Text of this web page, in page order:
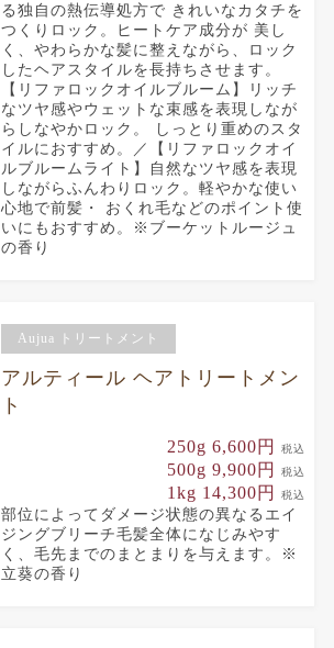
る独自の熱伝導処方で きれいなカタチを
つくりロック。ヒートケア成分が 美し
く、やわらかな髪に整えながら、ロック
したヘアスタイルを長持ちさせます。
【リファロックオイルブルーム】リッチ
なツヤ感やウェットな束感を表現しなが
らしなやかロック。 しっとり重めのスタ
イルにおすすめ。／【リファロックオイ
ルブルームライト】自然なツヤ感を表現
しながらふんわりロック。軽やかな使い
心地で前髪・ おくれ毛などのポイント使
いにもおすすめ。※ブーケットルージュ
の香り
Aujua トリートメント
アルティール ヘアトリートメン
ト
250g 6,600円 税込
500g 9,900円 税込
1kg 14,300円 税込
部位によってダメージ状態の異なるエイ
ジングブリーチ毛髪全体になじみやす
く、毛先までのまとまりを与えます。※
立葵の香り